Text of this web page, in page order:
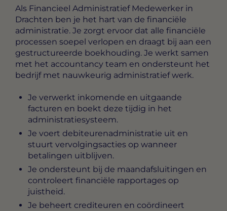
Als Financieel Administratief Medewerker in
Drachten ben je het hart van de financiële
administratie. Je zorgt ervoor dat alle financiële
processen soepel verlopen en draagt bij aan een
gestructureerde boekhouding. Je werkt samen
met het accountancy team en ondersteunt het
bedrijf met nauwkeurig administratief werk.
Je verwerkt inkomende en uitgaande
facturen en boekt deze tijdig in het
administratiesysteem.
Je voert debiteurenadministratie uit en
stuurt vervolgingsacties op wanneer
betalingen uitblijven.
Je ondersteunt bij de maandafsluitingen en
controleert financiële rapportages op
juistheid.
Je beheert crediteuren en coördineert